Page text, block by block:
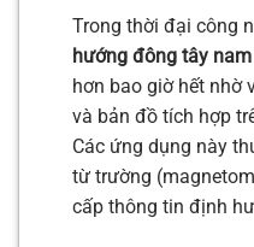
Trong thời đại công
hướng đông tây
hơn bao giờ hết nhờ
và bản đồ tích hợp
Các ứng dụng này
từ trường
cấp thông tin định